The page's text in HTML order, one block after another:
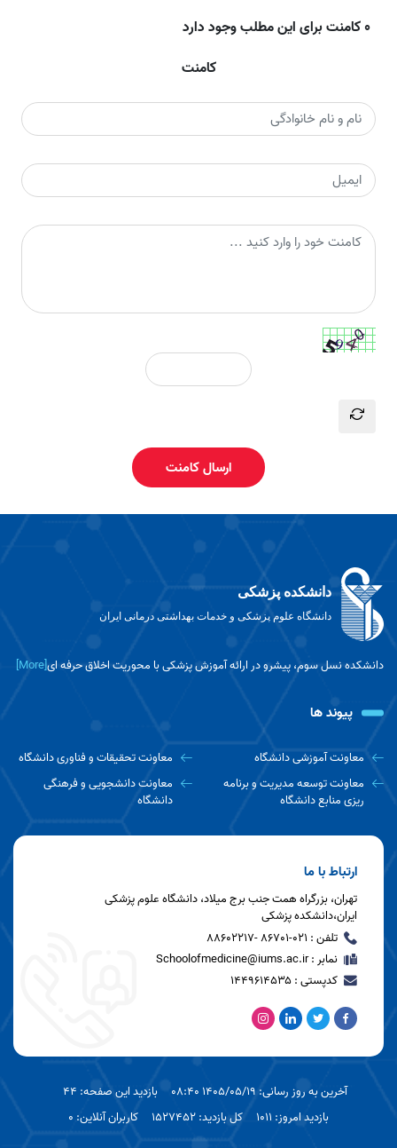
0 کامنت برای این مطلب وجود دارد
کامنت
ارسال کامنت
دانشکده پزشکی
دانشگاه علوم پزشکی و خدمات بهداشتی درمانی ایران
دانشکده نسل سوم، پیشرو در ارائه آموزش پزشکی با محوریت اخلاق حرفه ای[More]
پیوند ها
معاونت آموزشی دانشگاه
معاونت تحقیقات و فناوری دانشگاه
معاونت توسعه مدیریت و برنامه
ریزی منابع دانشگاه
معاونت دانشجویی و فرهنگی
دانشگاه
ارتباط با ما
تهران، بزرگراه همت جنب برج میلاد، دانشگاه علوم پزشکی
ایران،دانشکده پزشکی
تلفن : 021-86701 -88602217
نمابر : Schoolofmedicine@iums.ac.ir
کدپستی : ۱۴۴۹۶۱۴۵۳۵
آخرین به روز رسانی: 1405/05/19 08:40
بازدید این صفحه: 44
بازدید امروز: 1011
کل بازدید: 1527452 کاربران آنلاین: 0